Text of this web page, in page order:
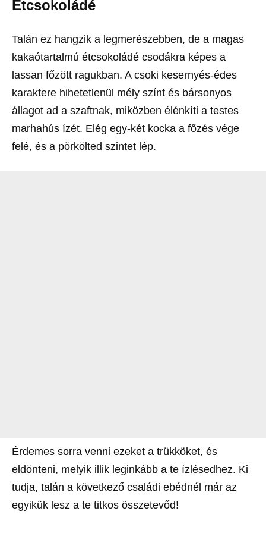
Étcsokoládé
Talán ez hangzik a legmerészebben, de a magas
kakaótartalmú étcsokoládé csodákra képes a
lassan főzött ragukban. A csoki kesernyés-édes
karaktere hihetetlenül mély színt és bársonyos
állagot ad a szaftnak, miközben élénkíti a testes
marhahús ízét. Elég egy-két kocka a főzés vége
felé, és a pörkölted szintet lép.
Érdemes sorra venni ezeket a trükköket, és
eldönteni, melyik illik leginkább a te ízlésedhez. Ki
tudja, talán a következő családi ebédnél már az
egyikük lesz a te titkos összetevőd!